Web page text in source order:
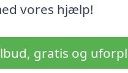
vores hjælp!
gratis og